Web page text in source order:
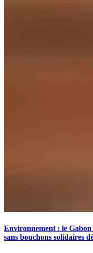
Environnement : le
sans bouchons solidaires